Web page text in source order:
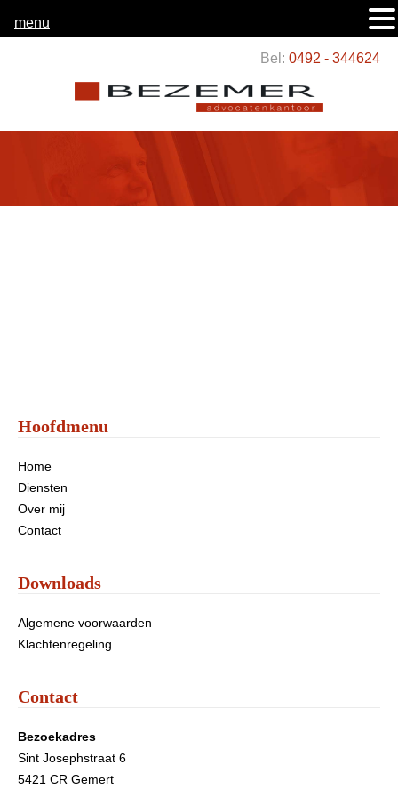
Bel: 0492 - 344624
Hoofdmenu
Home
Diensten
Over mij
Contact
Downloads
Algemene voorwaarden
Klachtenregeling
Contact
Bezoekadres
Sint Josephstraat 6
5421 CR Gemert
menu